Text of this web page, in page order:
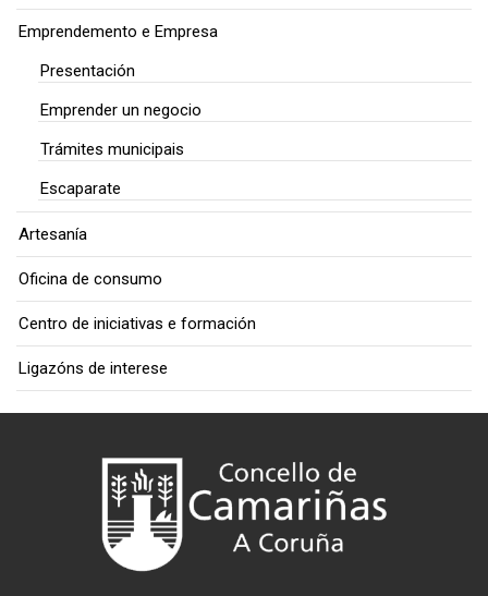
Emprendemento e Empresa
Presentación
Emprender un negocio
Trámites municipais
Escaparate
Artesanía
Oficina de consumo
Centro de iniciativas e formación
Ligazóns de interese